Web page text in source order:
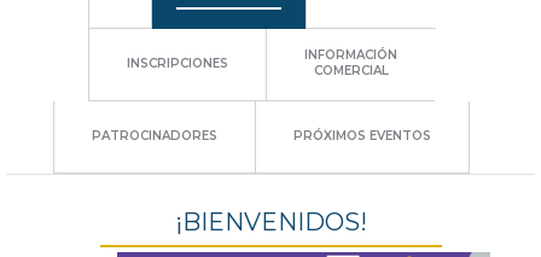
INSCRIPCIONES
INFORMACIÓN
COMERCIAL
PATROCINADORES PRÓXIMOS EVENTOS
¡BIENVENIDOS!